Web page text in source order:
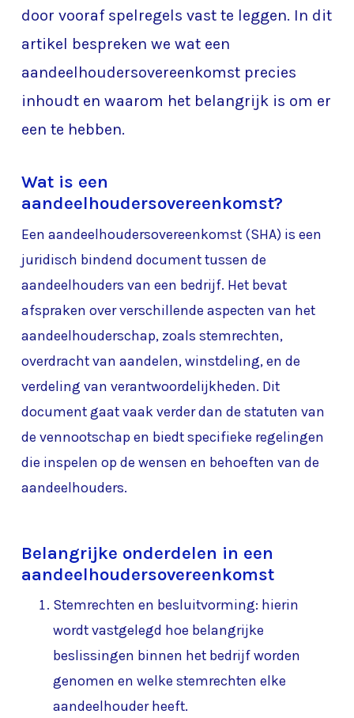
door vooraf spelregels vast te leggen. In dit
artikel bespreken we wat een
aandeelhoudersovereenkomst precies
inhoudt en waarom het belangrijk is om er
een te hebben.
Wat is een
aandeelhoudersovereenkomst?
Een aandeelhoudersovereenkomst (SHA) is een
juridisch bindend document tussen de
aandeelhouders van een bedrijf. Het bevat
afspraken over verschillende aspecten van het
aandeelhouderschap, zoals stemrechten,
overdracht van aandelen, winstdeling, en de
verdeling van verantwoordelijkheden. Dit
document gaat vaak verder dan de statuten van
de vennootschap en biedt specifieke regelingen
die inspelen op de wensen en behoeften van de
aandeelhouders.
Belangrijke onderdelen in een
aandeelhoudersovereenkomst
Stemrechten en besluitvorming: hierin
wordt vastgelegd hoe belangrijke
beslissingen binnen het bedrijf worden
genomen en welke stemrechten elke
aandeelhouder heeft.